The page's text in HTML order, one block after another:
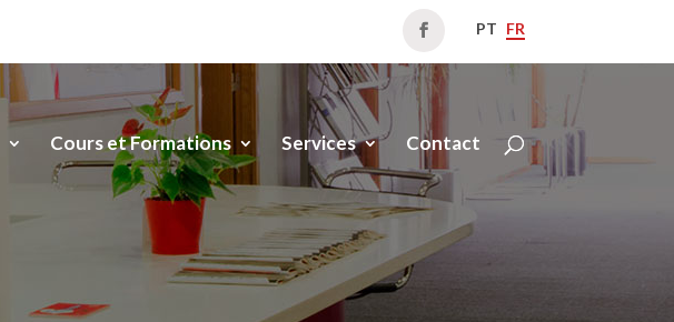
PT FR
Cours et Formations Services Contact